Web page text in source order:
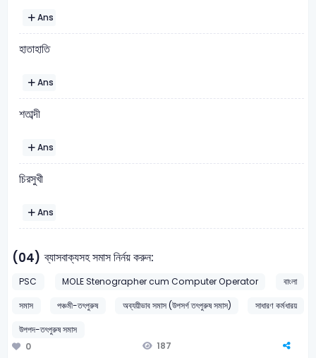
Ans
হাতাহাতি
Ans
শতাব্দী
Ans
চিরসুখী
Ans
(04) ব্যাসবাক্যসহ সমাস নির্নয় করুন:
PSC MOLE Stenographer cum Computer Operator
বাংলা
সমাস
পঞ্চমী-তৎপুরুষ অব্যয়ীভাব সমাস (উপসর্গ তৎপুরুষ সমাস)
সাধারণ কর্মধারয়
উপপদ-তৎপুরুষ সমাস
0
187